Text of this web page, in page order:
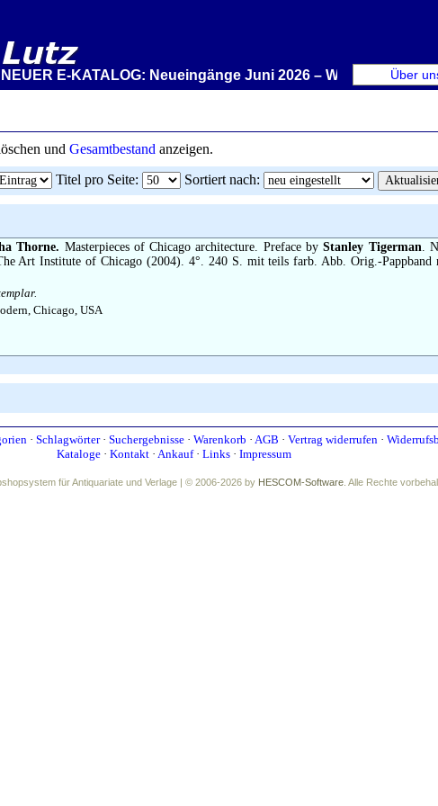
Über
E-KATALOG: Neueingänge Juni 2026 – Wir stellen
und Gesamtbestand anzeigen.
Titel pro Seite: Sortiert nach:
Thorne. Masterpieces of Chicago architecture. Preface byStanley Tigerman.
Art Institute of Chicago (2004). 4°. 240 S. mit teils farb. Abb. Orig.-Pappband
Chicago, USA
· Schlagwörter· Suchergebnisse · Warenkorb · AGB · Vertrag widerrufen ·
Kataloge· Kontakt· Ankauf· Links· Impressum
für Antiquariate und Verlage | © 2006-2026 by HESCOM-Software . Alle Rechte